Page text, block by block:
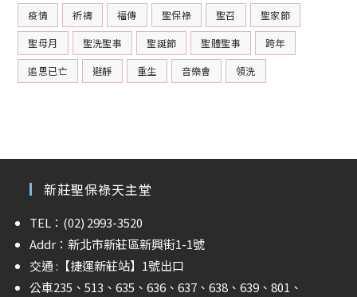
疫情 祈禱 福傳 聖保祿 聖召 聖家節
聖母月 聖洗聖事 聖誕節 聖體聖事 跨年
追思已亡 避靜 重生 音樂會 領洗
新莊聖保祿天主堂
TEL：(02) 2993-3520
Addr：新北市新莊區新興街1-1號
交通 : 【捷運新莊站】 1號出口
公車235、513、635、636、637、638、639、801、